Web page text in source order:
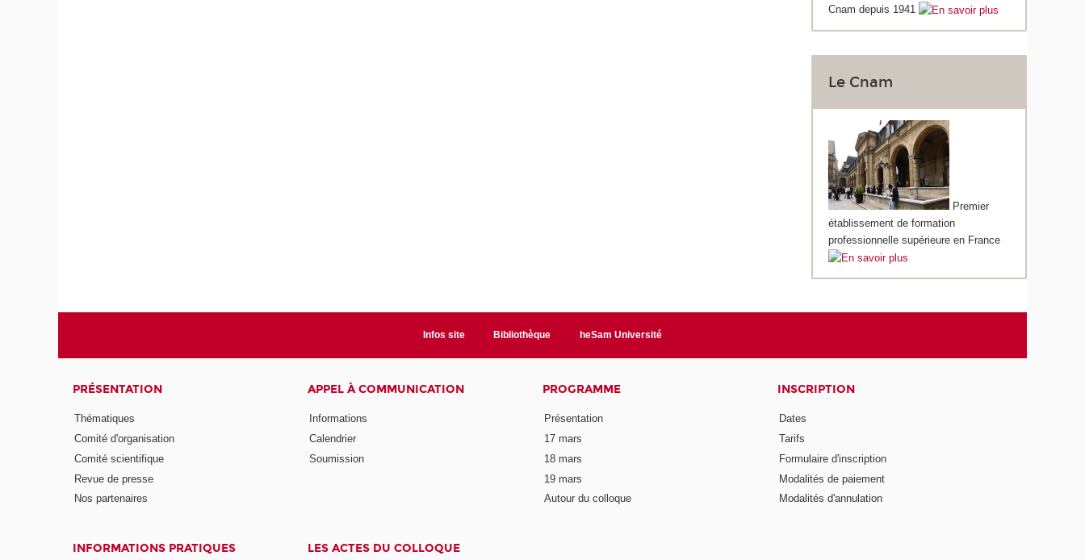
Cnam depuis 1941
Le Cnam
Premier
établissement de formation
professionnelle supérieure en France
Infos site Bibliothèque heSam Université
PRÉSENTATION
Thématiques
Comité d'organisation
Comité scientifique
Revue de presse
Nos partenaires
APPEL À COMMUNICATION
Informations
Calendrier
Soumission
PROGRAMME
Présentation
17 mars
18 mars
19 mars
Autour du colloque
INSCRIPTION
Dates
Tarifs
Formulaire d'inscription
Modalités de paiement
Modalités d'annulation
INFORMATIONS PRATIQUES LES ACTES DU COLLOQUE